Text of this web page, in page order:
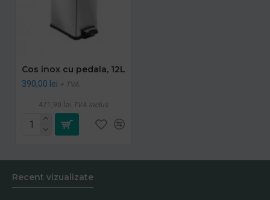
Cos inox cu pedala, 12L
390,00 lei + TVA
471,90 lei TVA inclus
Recent vizualizate